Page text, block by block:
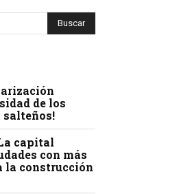
de los
salteños!
capital
con más
la construcción